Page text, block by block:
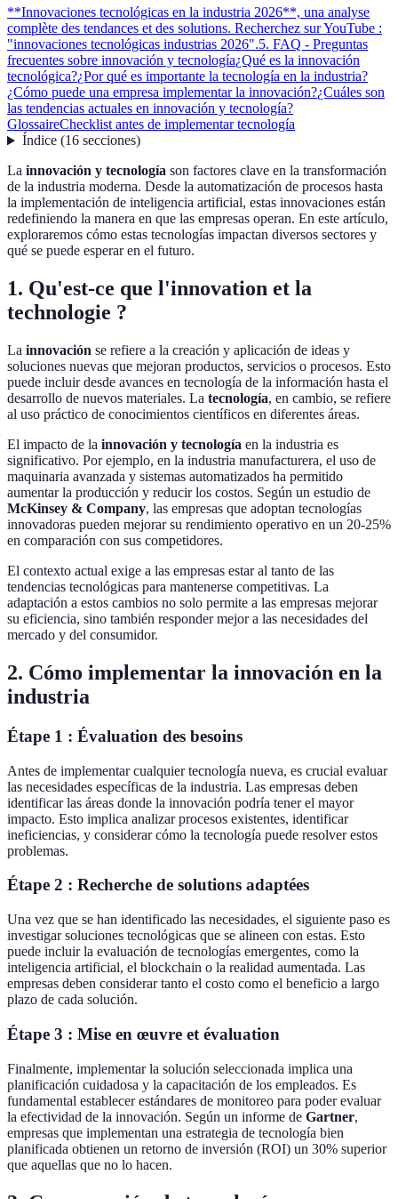
**Innovaciones tecnológicas en la industria 2026**, una analyse
complète des tendances et des solutions. Recherchez sur YouTube :
"innovaciones tecnológicas industrias 2026".5. FAQ - Preguntas
frecuentes sobre innovación y tecnología¿Qué es la innovación
tecnológica?¿Por qué es importante la tecnología en la industria?
¿Cómo puede una empresa implementar la innovación?¿Cuáles son
las tendencias actuales en innovación y tecnología?
GlossaireChecklist antes de implementar tecnología
Índice(16 secciones)
La innovación y tecnología son factores clave en la transformación
de la industria moderna. Desde la automatización de procesos hasta
la implementación de inteligencia artificial, estas innovaciones están
redefiniendo la manera en que las empresas operan. En este artículo,
exploraremos cómo estas tecnologías impactan diversos sectores y
qué se puede esperar en el futuro.
1. Qu'est-ce que l'innovation et la
technologie ?
La innovación se refiere a la creación y aplicación de ideas y
soluciones nuevas que mejoran productos, servicios o procesos. Esto
puede incluir desde avances en tecnología de la información hasta el
desarrollo de nuevos materiales. La tecnología, en cambio, se refiere
al uso práctico de conocimientos científicos en diferentes áreas.
El impacto de la innovación y tecnología en la industria es
significativo. Por ejemplo, en la industria manufacturera, el uso de
maquinaria avanzada y sistemas automatizados ha permitido
aumentar la producción y reducir los costos. Según un estudio de
McKinsey & Company, las empresas que adoptan tecnologías
innovadoras pueden mejorar su rendimiento operativo en un 20-25%
en comparación con sus competidores.
El contexto actual exige a las empresas estar al tanto de las
tendencias tecnológicas para mantenerse competitivas. La
adaptación a estos cambios no solo permite a las empresas mejorar
su eficiencia, sino también responder mejor a las necesidades del
mercado y del consumidor.
2. Cómo implementar la innovación en la
industria
Étape 1 : Évaluation des besoins
Antes de implementar cualquier tecnología nueva, es crucial evaluar
las necesidades específicas de la industria. Las empresas deben
identificar las áreas donde la innovación podría tener el mayor
impacto. Esto implica analizar procesos existentes, identificar
ineficiencias, y considerar cómo la tecnología puede resolver estos
problemas.
Étape 2 : Recherche de solutions adaptées
Una vez que se han identificado las necesidades, el siguiente paso es
investigar soluciones tecnológicas que se alineen con estas. Esto
puede incluir la evaluación de tecnologías emergentes, como la
inteligencia artificial, el blockchain o la realidad aumentada. Las
empresas deben considerar tanto el costo como el beneficio a largo
plazo de cada solución.
Étape 3 : Mise en œuvre et évaluation
Finalmente, implementar la solución seleccionada implica una
planificación cuidadosa y la capacitación de los empleados. Es
fundamental establecer estándares de monitoreo para poder evaluar
la efectividad de la innovación. Según un informe de Gartner,
empresas que implementan una estrategia de tecnología bien
planificada obtienen un retorno de inversión (ROI) un 30% superior
que aquellas que no lo hacen.